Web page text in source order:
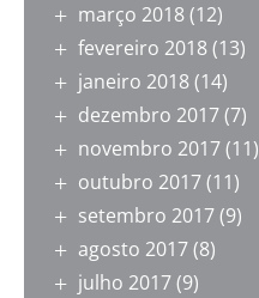
março 2018(12)
fevereiro 2018(13)
janeiro 2018(14)
dezembro 2017(7)
novembro 2017(11)
outubro 2017(11)
setembro 2017(9)
agosto 2017(8)
julho 2017(9)